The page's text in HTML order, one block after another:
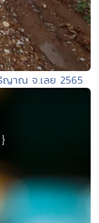
ญาณ จ.เลย 2565